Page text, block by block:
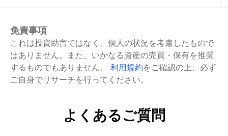
免責事項
これは投資助言ではなく、個人の状況を考慮したもので
はありません。また、いかなる資産の売買・保有を推奨
するものでもありません。
利用規約をご確認の上、必ず
ご自身でリサーチを行ってください。
よくあるご質問